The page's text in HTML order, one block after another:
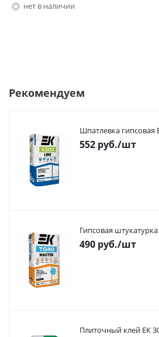
Нет в наличии
Рекомендуем
Шпатлевка гипсовая
552 руб./шт
Гипсовая штукатурка
490 руб./шт
Плиточный клей ЕК